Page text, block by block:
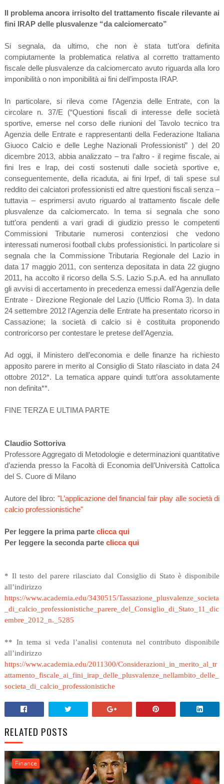
Il problema ancora irrisolto del trattamento fiscale rilevante ai
fini IRAP delle plusvalenze “da calciomercato”
Si segnala, da ultimo, che non è stata tutt’ora definita
compiutamente la problematica relativa al corretto trattamento
fiscale delle plusvalenze da calciomercato avuto riguarda alla loro
imponibilità o non imponibilità ai fini dell’imposta IRAP.
In particolare, si rileva come l’Agenzia delle Entrate, con la
circolare n. 37/E (“Questioni fiscali di interesse delle società
sportive, emerse nel corso delle riunioni del Tavolo tecnico tra
Agenzia delle Entrate e rappresentanti della Federazione Italiana
Giuoco Calcio e delle Leghe Nazionali Professionisti” ) del 20
dicembre 2013, abbia analizzato – tra l’altro - il regime fiscale, ai
fini Ires e Irap, dei costi sostenuti dalle società sportive e,
conseguentemente, della ricaduta, ai fini Irpef, di tali spese sul
reddito dei calciatori professionisti ed altre questioni fiscali senza –
tuttavia – esprimersi avuto riguardo al trattamento fiscale delle
plusvalenze da calciomercato. In tema si segnala che sono
tutt’ora pendenti a vari gradi di giudizio presso le competenti
Commissioni Tributarie numerosi contenziosi che vedono
interessati numerosi football clubs professionistici. In particolare si
segnala che la Commissione Tributaria Regionale del Lazio in
data 17 maggio 2011, con sentenza depositata in data 22 giugno
2011, ha accolto il ricorso della S.S. Lazio S.p.A. ed ha annullato
gli avvisi di accertamento in precedenza emessi dall’Agenzia delle
Entrate - Direzione Regionale del Lazio (Ufficio Roma 3). In data
24 settembre 2012 l’Agenzia delle Entrate ha presentato ricorso in
Cassazione; la società di calcio si è costituita proponendo
controricorso per contestare le pretese dell’Agenzia.
Ad oggi, il Ministero dell’economia e delle finanze ha richiesto
apposito parere in merito al Consiglio di Stato rilasciato in data 24
ottobre 2012*. La tematica appare quindi tutt’ora assolutamente
non definita**.
FINE TERZA E ULTIMA PARTE
Claudio Sottoriva
Professore Aggregato di Metodologie e determinazioni quantitative
d’azienda presso la Facoltà di Economia dell’Università Cattolica
del S. Cuore di Milano
Autore del libro: "L’applicazione del financial fair play alle società di
calcio professionistiche"
Per leggere la prima parte clicca qui
Per leggere la seconda parte clicca qui
* Il testo del parere rilasciato dal Consiglio di Stato è disponibile
all’indirizzo
https://www.academia.edu/3430515/Tassazione_plusvalenze_societa
_di_calcio_professionistiche_parere_del_Consiglio_di_Stato_11_dic
embre_2012_n._5285
** In tema si veda l’analisi contenuta nel contributo disponibile
all’indirizzo
https://www.academia.edu/2011300/Considerazioni_in_merito_al_tr
attamento_fiscale_ai_fini_irap_delle_plusvalenze_nellambito_delle_
societa_di_calcio_professionistiche
RELATED POSTS
Finance